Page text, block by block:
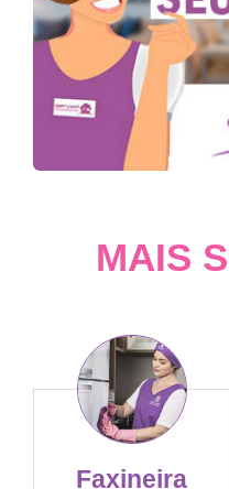
MAIS
Faxineira